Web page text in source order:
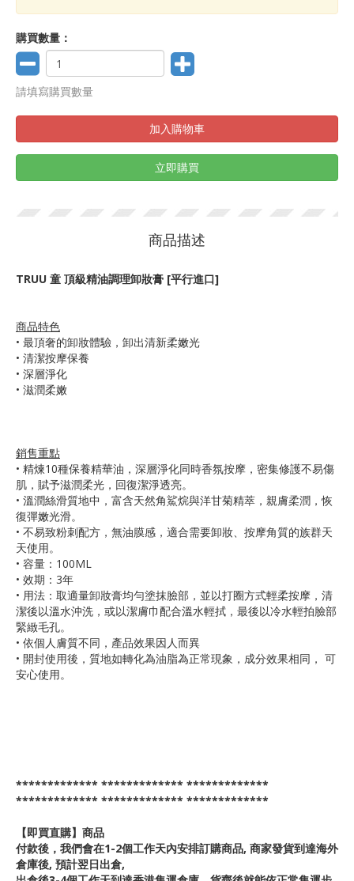
購買數量：
請填寫購買數量
加入購物車
立即購買
商品描述
TRUU 童 頂級精油調理卸妝膏 [平行進口]
商品特色
• 最頂奢的卸妝體驗，卸出清新柔嫩光
• 清潔按摩保養
• 深層淨化
• 滋潤柔嫩
銷售重點
• 精煉10種保養精華油，深層淨化同時香氛按摩，密集修護不易傷
肌，賦予滋潤柔光，回復潔淨透亮。
• 溫潤絲滑質地中，富含天然角鯊烷與洋甘菊精萃，親膚柔潤，恢
復彈嫩光滑。
• 不易致粉刺配方，無油膜感，適合需要卸妝、按摩角質的族群天
天使用。
• 容量：100ML
• 效期：3年
• 用法：取適量卸妝膏均勻塗抹臉部，並以打圈方式輕柔按摩，清
潔後以溫水沖洗，或以潔膚巾配合溫水輕拭，最後以冷水輕拍臉部
緊緻毛孔。
• 依個人膚質不同，產品效果因人而異
• 開封使用後，質地如轉化為油脂為正常現象，成分效果相同， 可
安心使用。
************* ************* *************
************* ************* *************
【即買直購】商品
付款後，我們會在1-2個工作天內安排訂購商品, 商家發貨到達海外
倉庫後, 預計翌日出倉,